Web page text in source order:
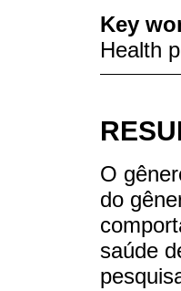
Key
Health
O
do
saúde